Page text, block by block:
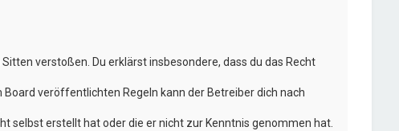
verstoßen. Du erklärst insbesondere, dass du das Recht
veröffentlichten Regeln kann der Betreiber dich nach
selbst erstellt hat oder die er nicht zur Kenntnis genommen hat.